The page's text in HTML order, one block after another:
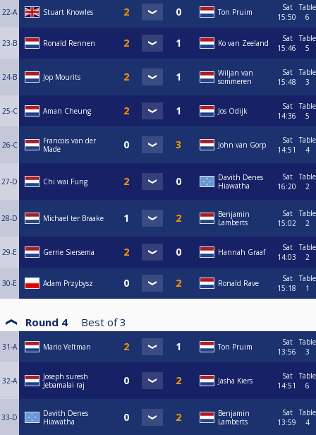
22-A Stuart Knowles Ton Pruim
Sat
15:50
Table
6
23-B Ronald Rennen Ko van Zeeland
Sat
15:46
Table
5
24-B Jop Mourits
Wiljan van
sommeren
Sat
15:48
Table
3
25-C Aman Cheung Jos Odijk
Sat
14:36
Table
5
26-C
Francois van der
Made
John van Gorp
Sat
14:51
Table
4
27-D Chi wai Fung
Davith Denes
Hiawatha
Sat
16:20
Table
2
28-D Michael ter Braake
Benjamin
Lamberts
Sat
15:02
Table
2
29-E Gerrie Siersema Hannah Graaf
Sat
14:03
Table
2
30-E Adam Przybysz Ronald Rave
Sat
15:18
Table
1
Round 4 Best of 3
31-A Mario Veltman Ton Pruim
Sat
13:56
Table
3
32-A
Joseph suresh
Jebamalai raj
Jasha Kiers
Sat
14:51
Table
6
33-D
Davith Denes
Hiawatha
Benjamin
Lamberts
Sat
13:59
Table
4